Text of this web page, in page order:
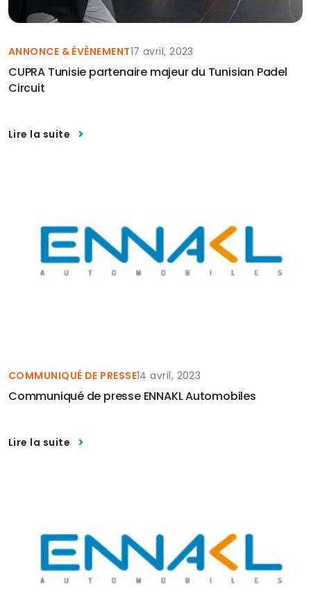
ANNONCE & ÉVÈNEMENT17 avril, 2023
CUPRA Tunisie partenaire majeur du Tunisian Padel
Circuit
Lire la suite
COMMUNIQUÉ DE PRESSE14 avril, 2023
Communiqué de presse ENNAKL Automobiles
Lire la suite